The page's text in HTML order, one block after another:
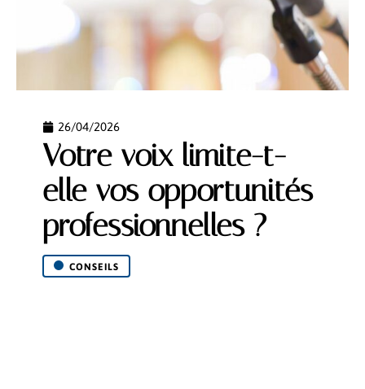
26/04/2026
Votre voix limite-t-
elle vos opportunités
professionnelles ?
CONSEILS